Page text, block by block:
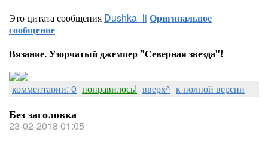
Это цитата сообщения Dushka_li Оригинальное
сообщение
Вязание. Узорчатый джемпер "Северная звезда"!
комментарии: 0 понравилось! вверх^ к полной версии
Без заголовка
23-02-2018 01:05